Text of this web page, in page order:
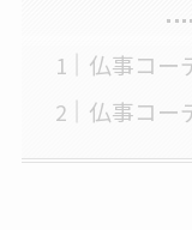
仏事コー
仏事コー